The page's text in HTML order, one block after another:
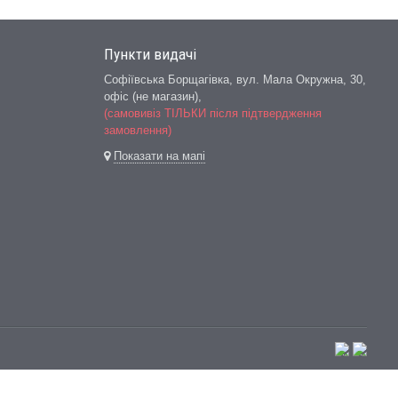
Пункти видачі
Софіївська Борщагівка, вул. Мала Окружна, 30,
офіс (не магазин),
(самовивіз ТІЛЬКИ після підтвердження
замовлення)
Показати на мапі